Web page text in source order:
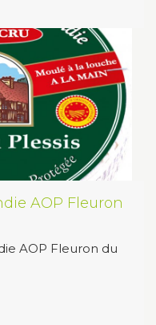
AOP Fleuron
AOP Fleuron du